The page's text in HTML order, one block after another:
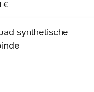
€